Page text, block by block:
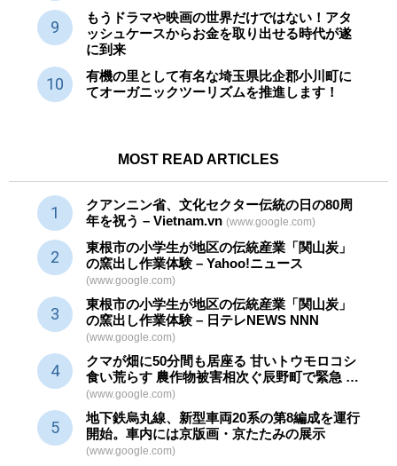
もうドラマや映画の世界だけではない！アタ
ッシュケースからお金を取り出せる時代が遂
に到来
有機の里として有名な埼玉県比企郡小川町に
てオーガニックツーリズムを推進します！
MOST READ ARTICLES
クアンニン省、文化セクター伝統の日の80周
年を祝う – Vietnam.vn (www.google.com)
東根市の小学生が地区の伝統産業 「関山炭」
の窯出し作業体験 – Yahoo!ニュース
(www.google.com)
東根市の小学生が地区の伝統産業 「関山炭」
の窯出し作業体験 – 日テレNEWS NNN
(www.google.com)
クマが畑に50分間も居座る 甘いトウモロコシ
食い荒らす 農作物被害相次ぐ辰野町で緊急 …
(www.google.com)
地下鉄烏丸線、新型車両20系の第8編成を運行
開始。車内には京版画・京たたみの展示
(www.google.com)